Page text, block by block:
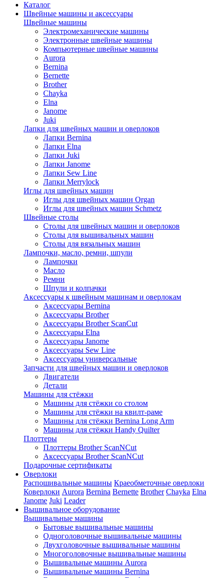
Каталог
Швейные машины и аксессуары
Швейные машины
Электромеханические машины
Электронные швейные машины
Компьютерные швейные машины
Aurora
Bernina
Bernette
Brother
Chayka
Elna
Janome
Juki
Лапки для швейных машин и оверлоков
Лапки Bernina
Лапки Elna
Лапки Juki
Лапки Janome
Лапки Sew Line
Лапки Merrylock
Иглы для швейных машин
Иглы для швейных машин Organ
Иглы для швейных машин Schmetz
Швейные столы
Столы для швейных машин и оверлоков
Столы для вышивальных машин
Столы для вязальных машин
Лампочки, масло, ремни, шпули
Лампочки
Масло
Ремни
Шпули и колпачки
Аксессуары к швейным машинам и оверлокам
Аксессуары Bernina
Аксессуары Brother
Аксессуары Brother ScanCut
Аксессуары Elna
Аксессуары Janome
Аксессуары Sew Line
Аксессуары универсальные
Запчасти для швейных машин и оверлоков
Двигатели
Детали
Машины для стёжки
Машины для стёжки со столом
Машины для стёжки на квилт-раме
Машины для стёжки Bernina Long Arm
Машины для стёжки Handy Quilter
Плоттеры
Плоттеры Brother ScanNCut
Аксессуары Brother ScanNCut
Подарочные сертификаты
Оверлоки
Распошивальные машины Краеобметочные оверлоки
Коверлоки Aurora Bernina Bernette Brother Chayka Elna
Janome Juki Leader
Вышивальное оборудование
Вышивальные машины
Бытовые вышивальные машины
Одноголовочные вышивальные машины
Двухголовочные вышивальные машины
Многоголовочные вышивальные машины
Вышивальные машины Aurora
Вышивальные машины Bernina